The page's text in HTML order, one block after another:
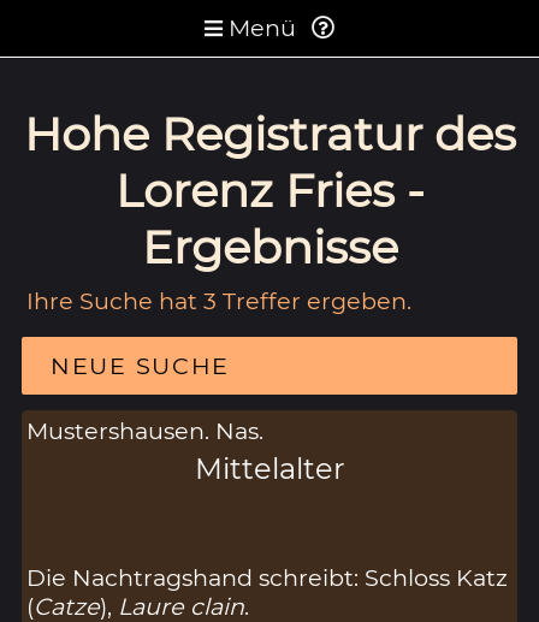
Menü
Hohe Registratur des
Lorenz Fries -
Ergebnisse
Ihre Suche hat 3 Treffer ergeben.
NEUE SUCHE
Mustershausen. Nas.
Mittelalter
Die Nachtragshand schreibt: Schloss Katz
(Catze), Laure clain.